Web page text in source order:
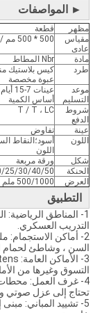
► المواصفات
مظهر قطعة
مقياس
عادى
500 * 500 مم / 1000 * 1000 مم
مادة Nbr المطاط
طرد
كيس بلاستيك
عبوة مخصصة
موعد
التسليم
أساس الكمية
شروط
الدفع
T / T ، LC
عينة تفاوض
اللون
أسود؛النقاط
اللون
شكل
ورقة مربعة
الحنكة
15/20/25/30/40/
العرض
500/1000 ملم
التطبيق
1- المناطق الرياضية:
التدريب العسكري.
2- أماكن الاستجمام:
السن ، وشاطئ لحمام
التسوق وغيرها من
4- غرف العمل: محطات
تحتاج إلى عزل صوتي
5- تشييد المباني: